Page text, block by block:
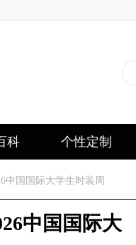
科 个性定制
中国国际大学生时装周
中国国际大